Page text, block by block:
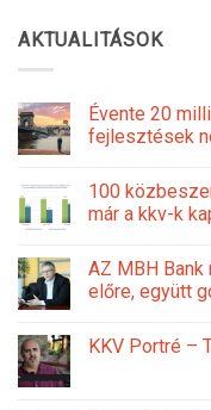
AKTUALITÁSOK
Évente 20
fejlesztések
100
már a kkv-k
AZ MBH
előre, együtt
KKV Portré –